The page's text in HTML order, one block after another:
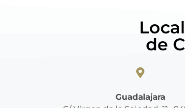
de
Guadalajara